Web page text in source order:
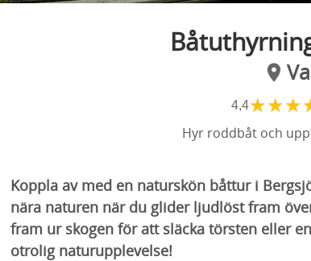
4,4★★★
Hyr roddbåt och
Koppla av med en naturskön båttur i
nära naturen när du glider ljudlöst fram
fram ur skogen för att släcka törsten eller
otrolig naturupplevelse!